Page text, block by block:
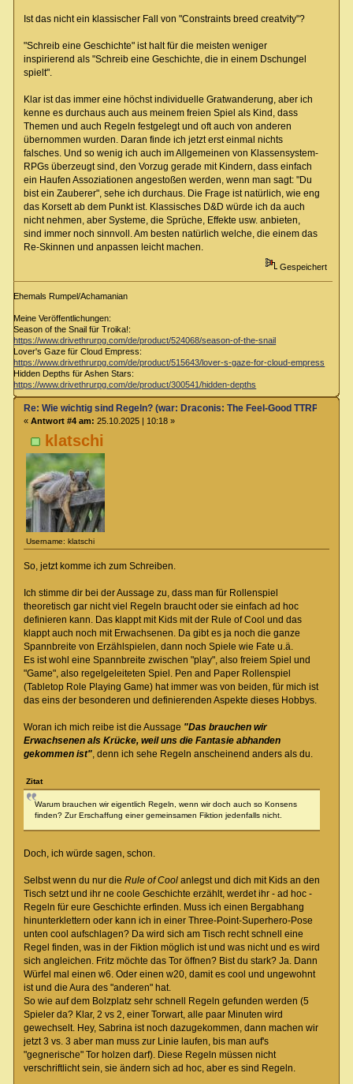
Ist das nicht ein klassischer Fall von "Constraints breed creatvity"?
"Schreib eine Geschichte" ist halt für die meisten weniger
inspirierend als "Schreib eine Geschichte, die in einem Dschungel
spielt".
Klar ist das immer eine höchst individuelle Gratwanderung, aber ich
kenne es durchaus auch aus meinem freien Spiel als Kind, dass
Themen und auch Regeln festgelegt und oft auch von anderen
übernommen wurden. Daran finde ich jetzt erst einmal nichts
falsches. Und so wenig ich auch im Allgemeinen von Klassensystem-
RPGs überzeugt sind, den Vorzug gerade mit Kindern, dass einfach
ein Haufen Assoziationen angestoßen werden, wenn man sagt: "Du
bist ein Zauberer", sehe ich durchaus. Die Frage ist natürlich, wie eng
das Korsett ab dem Punkt ist. Klassisches D&D würde ich da auch
nicht nehmen, aber Systeme, die Sprüche, Effekte usw. anbieten,
sind immer noch sinnvoll. Am besten natürlich welche, die einem das
Re-Skinnen und anpassen leicht machen.
Gespeichert
Ehemals Rumpel/Achamanian
Meine Veröffentlichungen:
Season of the Snail für Troika!:
https://www.drivethrurpg.com/de/product/524068/season-of-the-snail
Lover's Gaze für Cloud Empress:
https://www.drivethrurpg.com/de/product/515643/lover-s-gaze-for-cloud-empress
Hidden Depths für Ashen Stars:
https://www.drivethrurpg.com/de/product/300541/hidden-depths
klatschi
Username: klatschi
Re: Wie wichtig sind Regeln? (war: Draconis: The Feel-Good TTRPG)
« Antwort #4 am: 25.10.2025 | 10:18 »
So, jetzt komme ich zum Schreiben.
Ich stimme dir bei der Aussage zu, dass man für Rollenspiel
theoretisch gar nicht viel Regeln braucht oder sie einfach ad hoc
definieren kann. Das klappt mit Kids mit der Rule of Cool und das
klappt auch noch mit Erwachsenen. Da gibt es ja noch die ganze
Spannbreite von Erzählspielen, dann noch Spiele wie Fate u.ä.
Es ist wohl eine Spannbreite zwischen "play", also freiem Spiel und
"Game", also regelgeleiteten Spiel. Pen and Paper Rollenspiel
(Tabletop Role Playing Game) hat immer was von beiden, für mich ist
das eins der besonderen und definierenden Aspekte dieses Hobbys.
Woran ich mich reibe ist die Aussage "Das brauchen wir
Erwachsenen als Krücke, weil uns die Fantasie abhanden
gekommen ist", denn ich sehe Regeln anscheinend anders als du.
Zitat
Warum brauchen wir eigentlich Regeln, wenn wir doch auch so Konsens
finden? Zur Erschaffung einer gemeinsamen Fiktion jedenfalls nicht.
Doch, ich würde sagen, schon.
Selbst wenn du nur die Rule of Coolanlegst und dich mit Kids an den
Tisch setzt und ihr ne coole Geschichte erzählt, werdet ihr - ad hoc -
Regeln für eure Geschichte erfinden. Muss ich einen Bergabhang
hinunterklettern oder kann ich in einer Three-Point-Superhero-Pose
unten cool aufschlagen? Da wird sich am Tisch recht schnell eine
Regel finden, was in der Fiktion möglich ist und was nicht und es wird
sich angleichen. Fritz möchte das Tor öffnen? Bist du stark? Ja. Dann
Würfel mal einen w6. Oder einen w20, damit es cool und ungewohnt
ist und die Aura des "anderen" hat.
So wie auf dem Bolzplatz sehr schnell Regeln gefunden werden (5
Spieler da? Klar, 2 vs 2, einer Torwart, alle paar Minuten wird
gewechselt. Hey, Sabrina ist noch dazugekommen, dann machen wir
jetzt 3 vs. 3 aber man muss zur Linie laufen, bis man auf's
"gegnerische" Tor holzen darf). Diese Regeln müssen nicht
verschriftlicht sein, sie ändern sich ad hoc, aber es sind Regeln.